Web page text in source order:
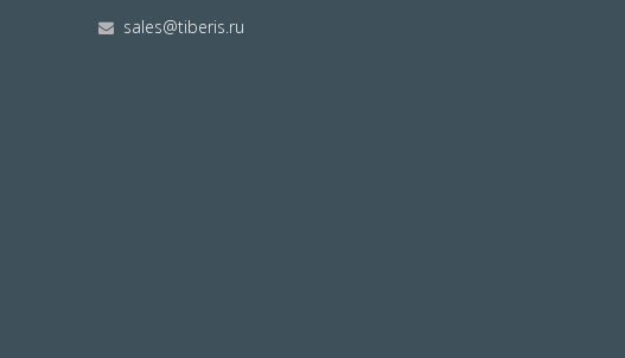
sales@tiberis.ru